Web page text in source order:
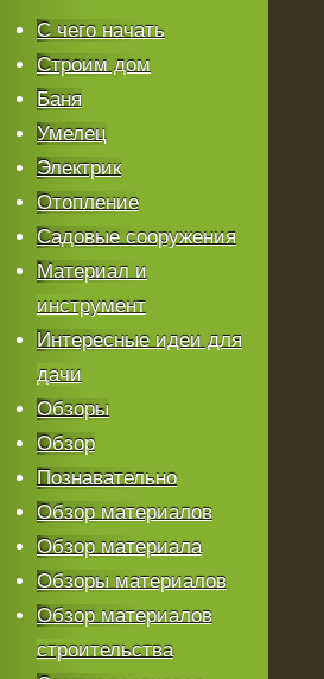
С чего начать
Строим дом
Баня
Умелец
Электрик
Отопление
Садовые сооружения
Материал и
инструмент
Интересные идеи для
дачи
Обзоры
Обзор
Познавательно
Обзор материалов
Обзор материала
Обзоры материалов
Обзор материалов
строительства